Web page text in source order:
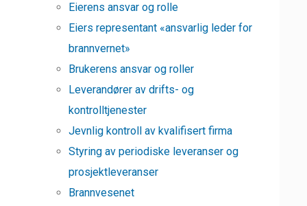
Eierens ansvar og rolle
Eiers representant «ansvarlig leder for
brannvernet»
Brukerens ansvar og roller
Leverandører av drifts- og
kontrolltjenester
Jevnlig kontroll av kvalifisert firma
Styring av periodiske leveranser og
prosjektleveranser
Brannvesenet